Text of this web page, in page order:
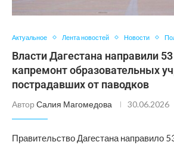
Актуальное Лента новостей Новости
Власти Дагестана направили
капремонт образовательных
пострадавших от паводков
Автор Салия Магомедова 30.06.2026
Правительство Дагестана направило